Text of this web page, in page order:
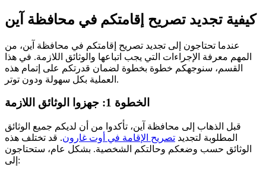
كيفية تجديد تصريح إقامتكم في محافظة آين
عندما تحتاجون إلى تجديد تصريح إقامتكم في محافظة آين، من
المهم معرفة الإجراءات التي يجب اتباعها والوثائق اللازمة. في هذا
القسم، سنوجهكم خطوة بخطوة لضمان قدرتكم على إتمام هذه
العملية بكل سهولة ودون توتر.
الخطوة 1: جهزوا الوثائق اللازمة
قبل الذهاب إلى محافظة آين، تأكدوا من أن لديكم جميع الوثائق
المطلوبة لتجديد تصريح الإقامة في أوت غارون. قد تختلف هذه
الوثائق حسب وضعكم وحالتكم الشخصية. بشكل عام، ستحتاجون
إلى: